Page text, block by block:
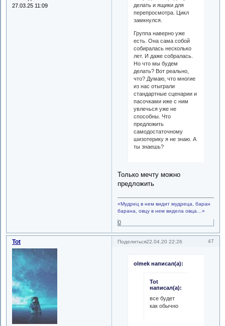
27.03.25 11:09
делать и ящики для
перепросмотра. Цикл
замкнулся.
Группа наверно уже
есть. Она сама собой
собиралась несколько
лет. И даже собралась.
Но что мы будем
делать? Вот реально,
что? Думаю, что многие
из нас отыграли
стандартные сценарии и
пасочками иже с ним
увлечься уже не
способны. Что
предложить
самодостаточному
шизотерику я не знаю. А
ты знаешь?
Только мечту можно
предложить
«Мудрец в нем видит мудреца, баран
барана, овцу в нем видела овца…»
0
Поделиться 47
22.04.20 22:26
Tot
olmek написал(а):
Tot
написал(а):
все будет
как обычно